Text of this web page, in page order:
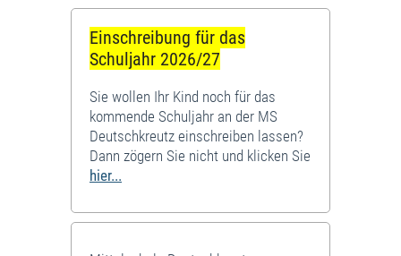
Einschreibung für das
Schuljahr 2026/27
Sie wollen Ihr Kind noch für das
kommende Schuljahr an der MS
Deutschkreutz einschreiben lassen?
Dann zögern Sie nicht und klicken Sie
hier...